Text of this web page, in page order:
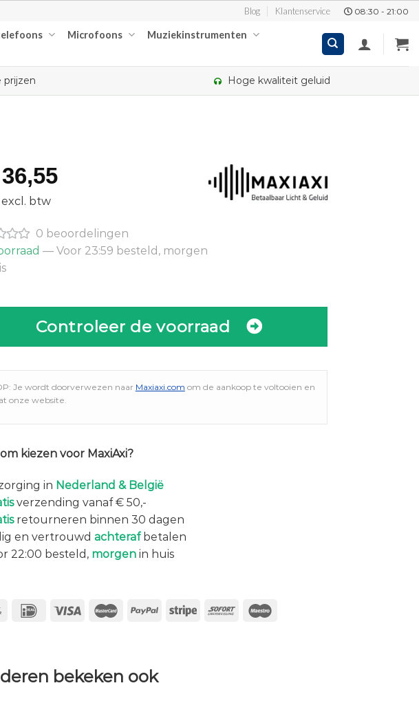
Blog Klantenservice 08:30 - 21:00
Microfoons Muziekinstrumenten
prijzen Hoge kwaliteit geluid
Oorspronkelijke
prijs
was:
€49,95.
36,55Huidige
€36,55.
excl. btw
0 beoordelingen
— Voor 23:59 besteld, morgen
Controleer de voorraad
Je wordt doorverwezen naar Maxiaxi.com om de aankoop te voltooien en
onze website.
kiezen voor MaxiAxi?
in Nederland & België
verzending vanaf € 50,-
retourneren binnen 30 dagen
en vertrouwd achterafbetalen
22:00 besteld, morgenin huis
bekeken ook